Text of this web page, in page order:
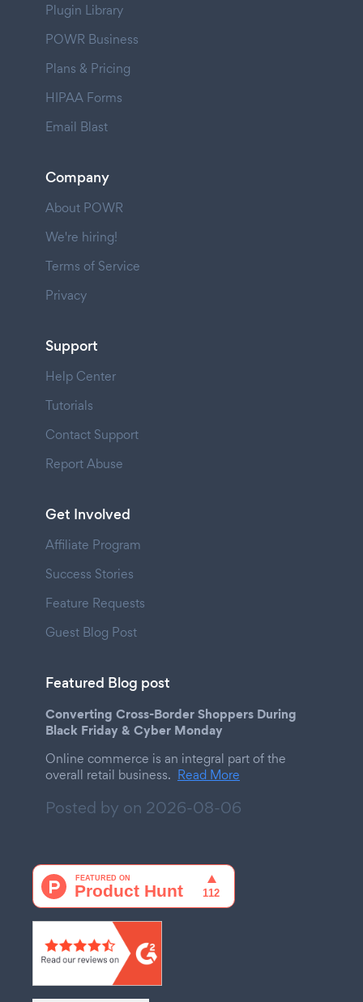
Plugin Library
POWR Business
Plans & Pricing
HIPAA Forms
Email Blast
Company
About POWR
We're hiring!
Terms of Service
Privacy
Support
Help Center
Tutorials
Contact Support
Report Abuse
Get Involved
Affiliate Program
Success Stories
Feature Requests
Guest Blog Post
Featured Blog post
Converting Cross-Border Shoppers During
Black Friday & Cyber Monday
Online commerce is an integral part of the
overall retail business. Read More
Posted by on 2026-08-06